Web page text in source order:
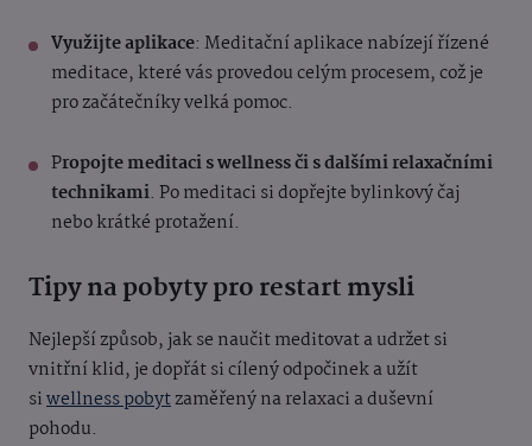
Využijte aplikace: Meditační aplikace nabízejí řízené
meditace, které vás provedou celým procesem, což je
pro začátečníky velká pomoc.
Propojte meditaci s wellness či s dalšími relaxačními
technikami. Po meditaci si dopřejte bylinkový čaj
nebo krátké protažení.
Tipy na pobyty pro restart mysli
Nejlepší způsob, jak se naučit meditovat a udržet si
vnitřní klid, je dopřát si cílený odpočinek a užít
siwellness pobytzaměřený na relaxaci a duševní
pohodu.